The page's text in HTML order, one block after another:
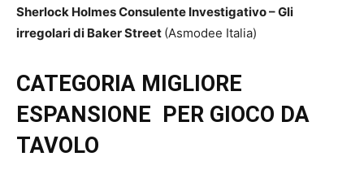
Sherlock Holmes Consulente Investigativo – Gli
irregolari di Baker Street (Asmodee Italia)
CATEGORIA MIGLIORE
ESPANSIONE PER GIOCO DA
TAVOLO